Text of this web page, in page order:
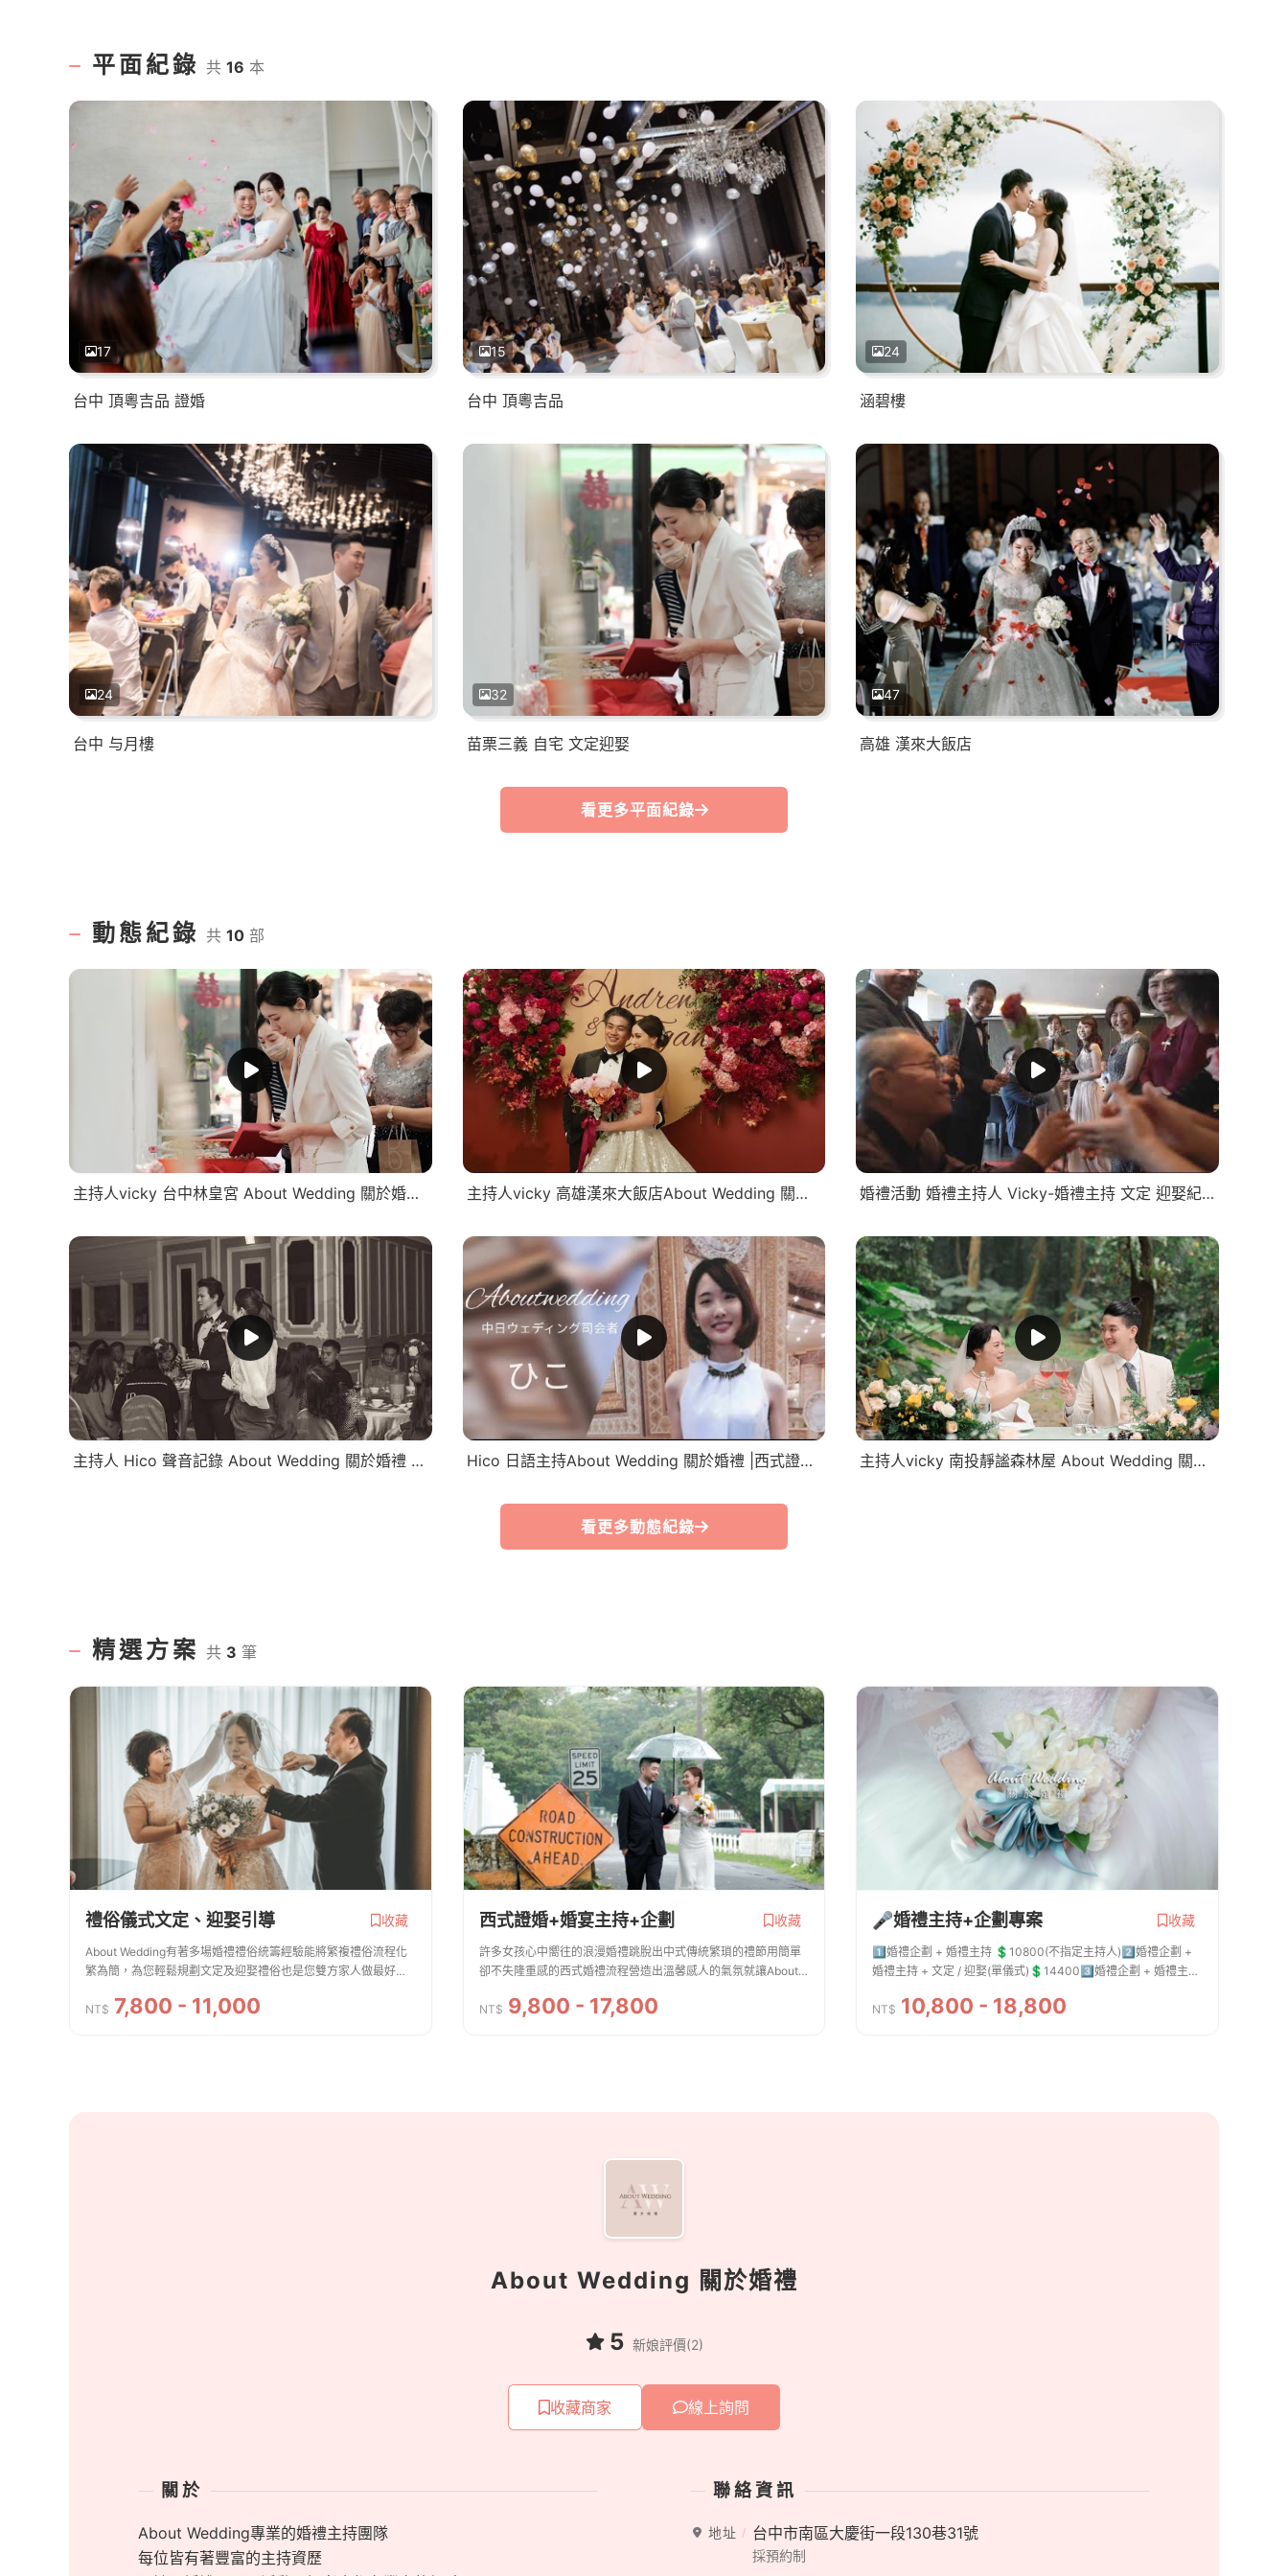
平面紀錄 共 16 本
17
台中 頂粵吉品 證婚
15
台中 頂粵吉品
24
涵碧樓
24
台中 与月樓
32
苗栗三義 自宅 文定迎娶
47
高雄 漢來大飯店
看更多平面紀錄
動態紀錄 共 10 部
主持人vicky 台中林皇宮 About Wedding 關於婚禮 |婚禮統籌|婚禮記錄|婚禮遊戲| 婚禮主持推薦 | 文定迎娶拜別 主持人vicky 高雄漢來大飯店About Wedding 關於婚禮 | 文定 | 迎娶 |龍鳳掛| 婚禮記錄 | 婚禮主持推薦 | 快剪快播 婚禮活動 婚禮主持人 Vicky-婚禮主持 文定 迎娶紀錄 -About Wedding關於婚禮
主持人 Hico 聲音記錄 About Wedding 關於婚禮 |西式證婚|婚禮記錄|婚禮遊戲| 婚禮主持推薦 | 教堂證婚 Hico 日語主持About Wedding 關於婚禮 |西式證婚|婚禮記錄|婚禮遊戲| 婚禮主持推薦 | 教堂證婚 主持人vicky 南投靜謐森林屋 About Wedding 關於婚禮 | 戶外婚禮 | 戶外證婚 | 西式婚禮 | 西式證婚 |婚禮記錄 | 婚禮主持推薦 | 森林系婚禮 |
看更多動態紀錄
精選方案 共 3 筆
禮俗儀式文定、迎娶引導 收藏
About Wedding有著多場婚禮禮俗統籌經驗能將繁複禮俗流程化
繁為簡，為您輕鬆規劃文定及迎娶禮俗也是您雙方家人做最好的
文定 / 迎娶(單儀式) 引導 💲78002️...
NT$ 7,800 - 11,000
西式證婚+婚宴主持+企劃 收藏
許多女孩心中嚮往的浪漫婚禮跳脫出中式傳統繁瑣的禮節用簡單
卻不失隆重感的西式婚禮流程營造出溫馨感人的氣氛就讓About
+ 主持 💲9800(以上費用為不指定主...
NT$ 9,800 - 17,800
🎤婚禮主持+企劃專案 收藏
1️⃣婚禮企劃 + 婚禮主持 💲10800(不指定主持人)2️⃣婚禮企劃 +
婚禮主持 + 文定 / 迎娶(單儀式)💲144003️⃣婚禮企劃 + 婚禮主持
持，須指定主持需另加💲2000💟以上報...
NT$ 10,800 - 18,800
About Wedding 關於婚禮
5 新娘評價(2)
收藏商家 線上詢問
關於
About Wedding專業的婚禮主持團隊
每位皆有著豐富的主持資歷
聯絡資訊
地址 台中市南區大慶街一段130巷31號
採預約制